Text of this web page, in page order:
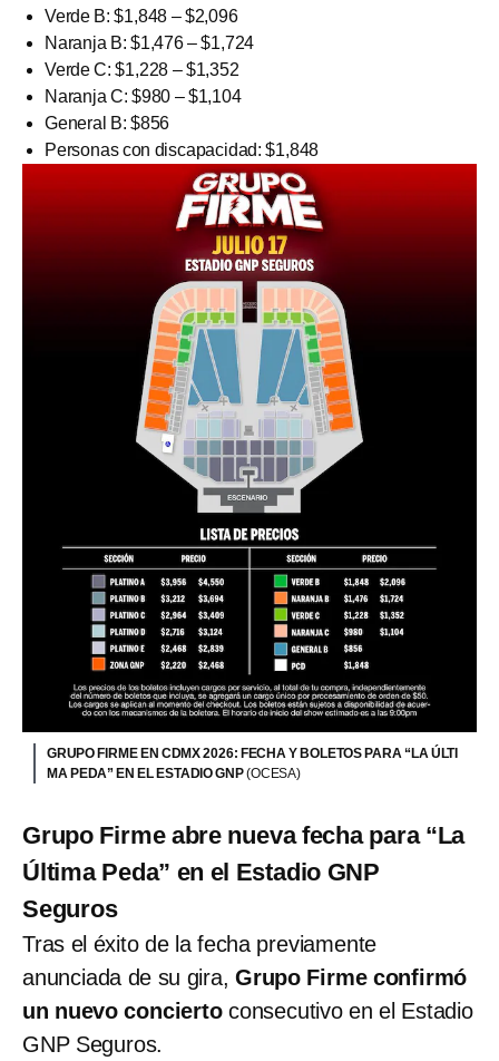
Verde B: $1,848 – $2,096
Naranja B: $1,476 – $1,724
Verde C: $1,228 – $1,352
Naranja C: $980 – $1,104
General B: $856
Personas con discapacidad: $1,848
GRUPO FIRME EN CDMX 2026: FECHA Y BOLETOS PARA “LA ÚLTI
MA PEDA” EN EL ESTADIO GNP(OCESA)
Grupo Firme abre nueva fecha para “La
Última Peda” en el Estadio GNP
Seguros
Tras el éxito de la fecha previamente
anunciada de su gira,Grupo Firme confirmó
un nuevo conciertoconsecutivo en el Estadio
GNP Seguros.